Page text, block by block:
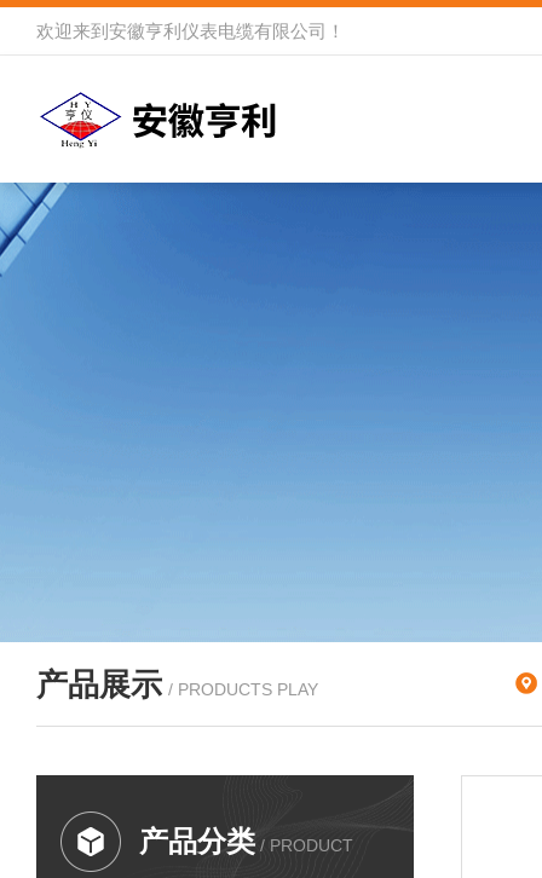
欢迎来到 安徽亨利仪表电缆有限公司 ！
产品展示 / PRODUCTS PLAY
产品分类 / PRODUCT